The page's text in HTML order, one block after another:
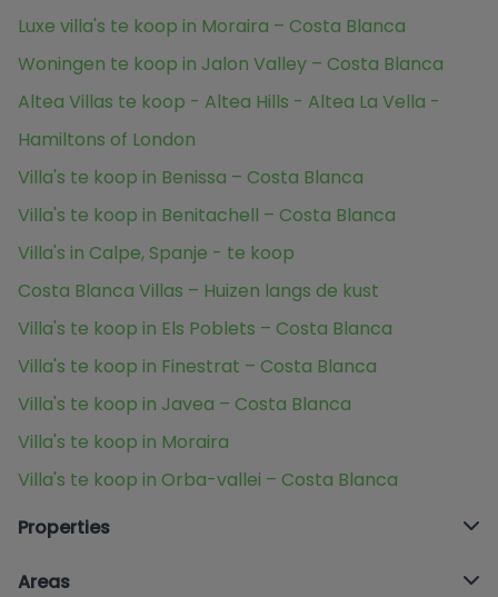
Luxe villa's te koop in Moraira – Costa Blanca
Woningen te koop in Jalon Valley – Costa Blanca
Altea Villas te koop - Altea Hills - Altea La Vella -
Hamiltons of London
Villa's te koop in Benissa – Costa Blanca
Villa's te koop in Benitachell – Costa Blanca
Villa's in Calpe, Spanje - te koop
Costa Blanca Villas – Huizen langs de kust
Villa's te koop in Els Poblets – Costa Blanca
Villa's te koop in Finestrat – Costa Blanca
Villa's te koop in Javea – Costa Blanca
Villa's te koop in Moraira
Villa's te koop in Orba-vallei – Costa Blanca
Properties
Areas